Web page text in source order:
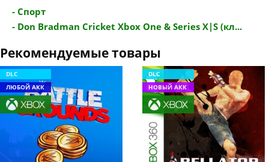
- Спорт
- Don Bradman Cricket Xbox One & Series X|S (кл...
Рекомендуемые товары
DLC
ЛЮБОЙ АКК
DLC
НОВЫЙ АКК